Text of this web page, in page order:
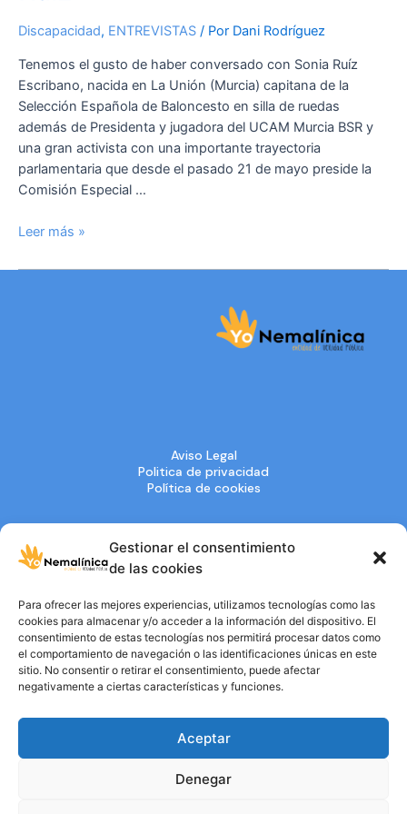
Gestionar el consentimiento
de las cookies
Para ofrecer las mejores experiencias, utilizamos tecnologías como las
cookies para almacenar y/o acceder a la información del dispositivo. El
consentimiento de estas tecnologías nos permitirá procesar datos como
el comportamiento de navegación o las identificaciones únicas en este
sitio. No consentir o retirar el consentimiento, puede afectar
negativamente a ciertas características y funciones.
Aceptar
Denegar
Discapacidad, ENTREVISTAS / Por Dani Rodríguez
Tenemos el gusto de haber conversado con Sonia Ruíz
Escribano, nacida en La Unión (Murcia) capitana de la
Selección Española de Baloncesto en silla de ruedas
además de Presidenta y jugadora del UCAM Murcia BSR y
una gran activista con una importante trayectoria
parlamentaria que desde el pasado 21 de mayo preside la
Comisión Especial …
Leer más »
Aviso Legal
Politica de privacidad
Política de cookies
UTILIDAD PÚBLICA